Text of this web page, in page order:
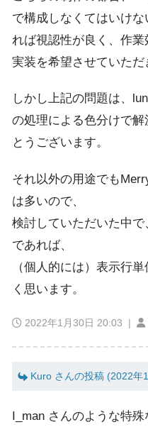
で構成しなくてはいけ
れば視認性が良く、作
実装を希望させていただ
しかし上記の問題は、
の処理による色分けで
とうございます。
それ以外の用途でも
は多いので、
検討していただいた中
であれば、
（個人的には）表示行
く思います。
2022年1月30日 20:03 |
Kuro さんの投稿 (2022年
I_man さんのような特